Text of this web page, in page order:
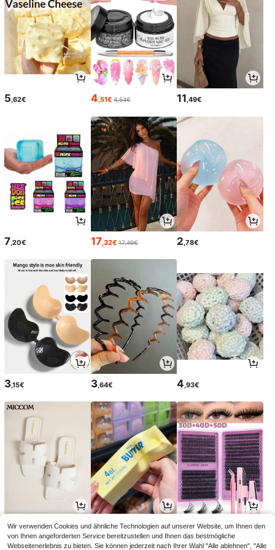
5,62€ 4,51€ 4,54€ 11,49€
7 ,20€ 17 ,32€ 17,49€ 2 ,78€
3,15€ 3,64€ 4,93€
11,59€ 2,78€ 3,82€
Wir verwenden Cookies und ähnliche Technologien auf unserer Website, um Ihnen den
von Ihnen angeforderten Service bereitzustellen und Ihnen das bestmögliche
Webseitenerlebnis zu bieten. Sie können jederzeit nach Ihrer Wahl "Alle ablehnen", "Alle